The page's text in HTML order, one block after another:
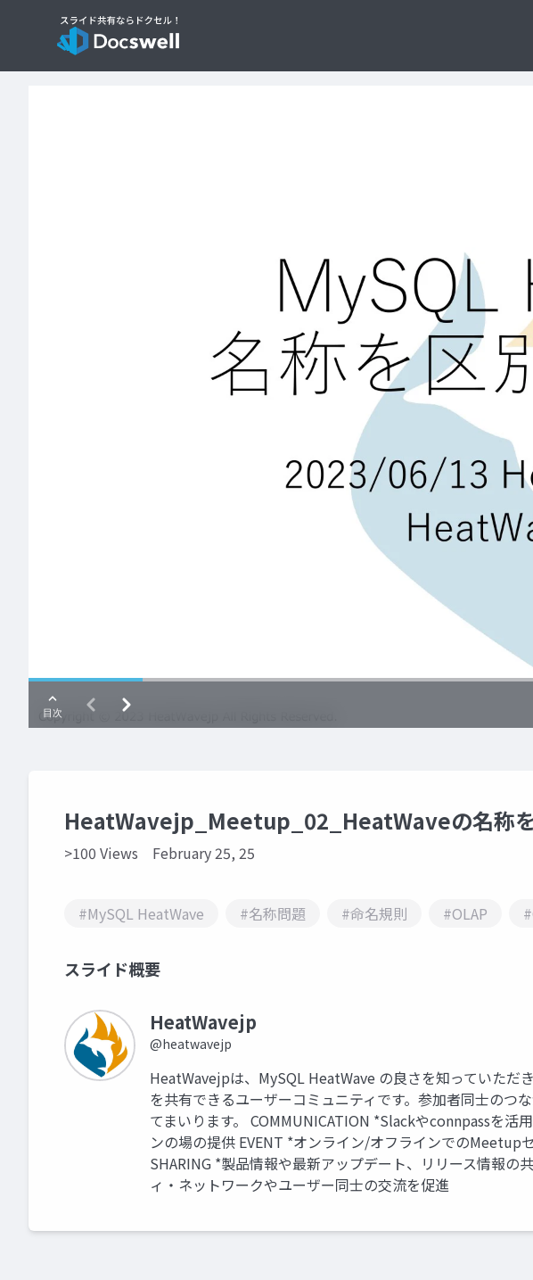
HeatWavejp_Meetup_02_HeatWaveの名称を
>100 Views February 25, 25
#MySQL HeatWave #名称問題 #命名規則 #OLAP
スライド概要
HeatWavejp
@heatwavejp
HeatWavejpは、MySQL HeatWave の良さを知っていただ
を共有できるユーザーコミュニティです。参加者同士のつ
てまいります。 COMMUNICATION *Slackやconnpassを活
ンの場の提供 EVENT *オンライン/オフラインでのMeetup
SHARING *製品情報や最新アップデート、リリース情報の
ィ・ネットワークやユーザー同士の交流を促進